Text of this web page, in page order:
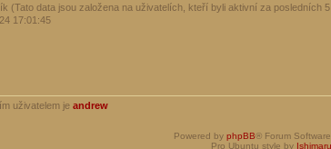
(Tato data jsou založena na uživatelích, kteří byli aktivní za posledních 5
17:01:45
uživatelem je andrew
Powered by phpBB® Forum
Pro Ubuntu style by